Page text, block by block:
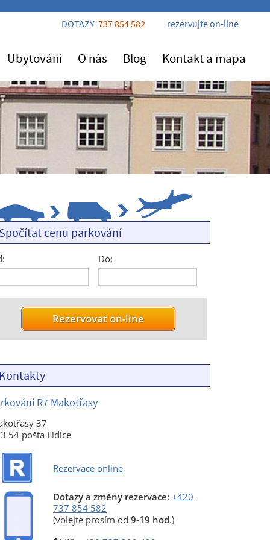
cenu parkování
Do:
R7 Makotřasy
37
54 pošta Lidice
Rezervace online
Dotazy a změny rezervace:+420
737 854 582
(volejte prosím od9-19 hod.)
DOTAZY 737 854 582 rezervujte on-line
Ubytování O nás Blog Kontakt a mapa